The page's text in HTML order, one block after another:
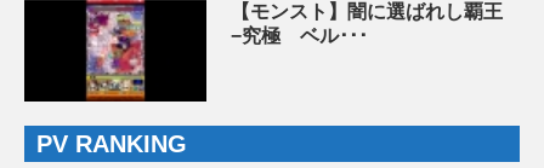
【モンスト】闇に選ばれし覇王
−究極 ベル･･･
PV RANKING